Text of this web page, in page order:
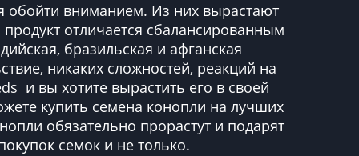
обойти вниманием. Из них вырастают
отличается сбалансированным
бразильская и афганская
никаких сложностей, реакций на
и вы хотите вырастить его в своей
купить семена конопли на лучших
обязательно прорастут и подарят
семок и не только.